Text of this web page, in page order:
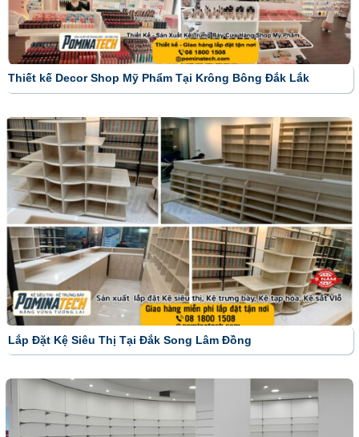
Thiết kế Decor Shop Mỹ Phẩm Tại Krông Bông Đắk Lắk
Lắp Đặt Kệ Siêu Thị Tại Đắk Song Lâm Đồng